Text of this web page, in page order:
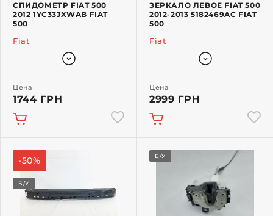
СПИДОМЕТР FIAT 500
2012 1YC33JXWAB FIAT
500
Fiat
Цена
1744 ГРН
ЗЕРКАЛО ЛЕВОЕ FIAT 500
2012-2013 5182469AC FIAT
500
Fiat
Цена
2999 ГРН
-50%
Б/У
Б/У